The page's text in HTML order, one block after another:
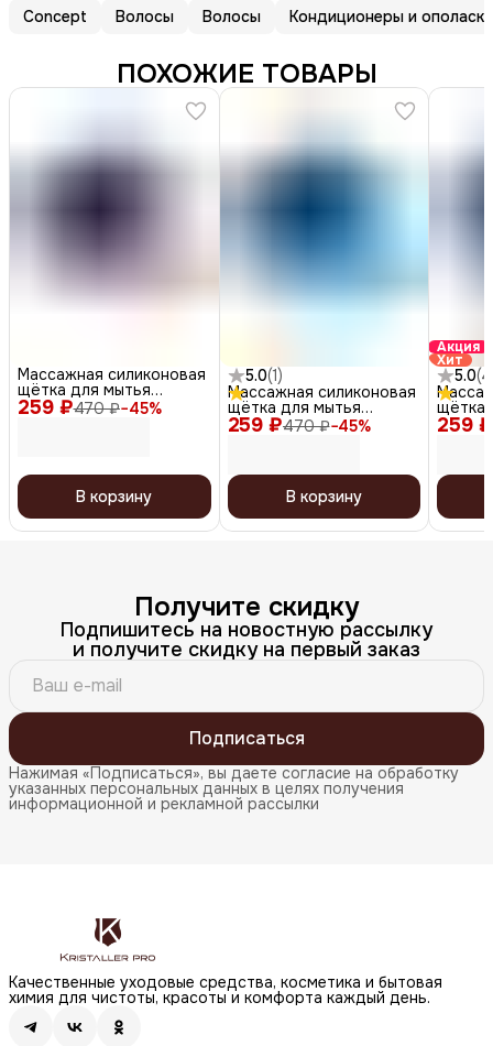
Concept Волосы Волосы
ПОХОЖИЕ ТОВАРЫ
259 ₽470 ₽−45%
Массажная силиконовая
щётка для мытья
головы, розовый
В корзину
5.0(1)
259 ₽470 ₽−45%
Массажная силиконовая
щётка для мытья
головы, синий
В корзину
Акция
Хит
5.0(4
259 ₽
щётка
Получите скидку
Подпишитесь на новостную рассылку
и получите скидку на первый заказ
Подписаться
Нажимая «Подписаться», вы даете согласие на обработку
указанных персональных данных в целях получения
информационной и рекламной рассылки
Качественные уходовые средства, косметика и бытовая
химия для чистоты, красоты и комфорта каждый день.